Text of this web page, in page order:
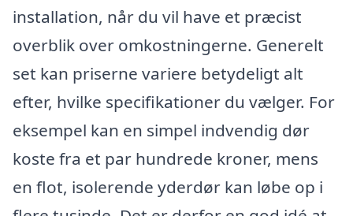
installation, når du vil have et præcist
overblik over omkostningerne. Generelt
set kan priserne variere betydeligt alt
efter, hvilke specifikationer du vælger. For
eksempel kan en simpel indvendig dør
koste fra et par hundrede kroner, mens
en flot, isolerende yderdør kan løbe op i